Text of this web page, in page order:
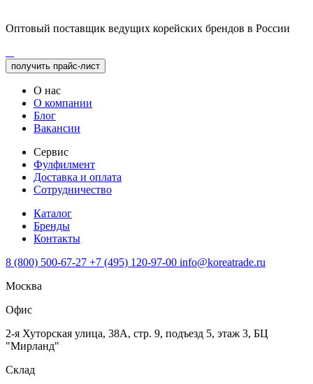
Оптовый поставщик ведущих корейских брендов в России
получить прайс-лист
О нас
О компании
Блог
Вакансии
Сервис
Фулфилмент
Доставка и оплата
Сотрудничество
Каталог
Бренды
Контакты
8 (800) 500-67-27 +7 (495) 120-97-00 info@koreatrade.ru
Москва
Офис
2-я Хуторская улица, 38А, стр. 9, подъезд 5, этаж 3, БЦ
"Мирланд"
Склад